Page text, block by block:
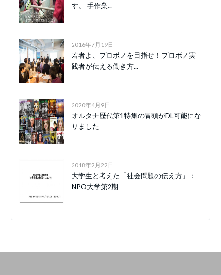
す。 手作業...
2016年7月19日
若者よ、プロボノを目指せ！プロボノ実
践者が伝える働き方...
2020年4月9日
オルタナ歴代第1特集の冒頭がDL可能にな
りました
2018年2月22日
大学生と考えた「社会問題の伝え方」：
NPO大学第2期